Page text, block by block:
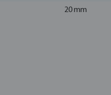
20 mm